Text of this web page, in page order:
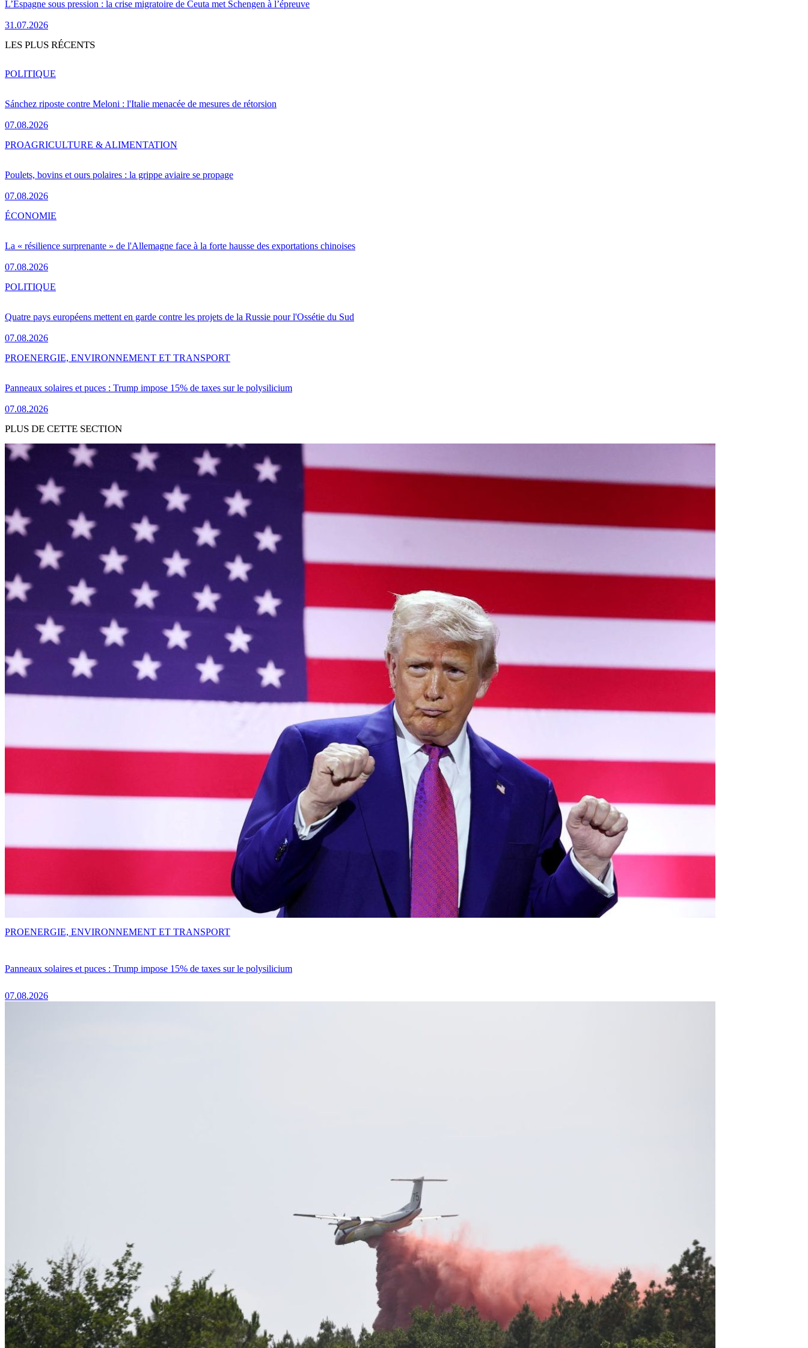
L’Espagne sous pression : la crise migratoire de Ceuta met Schengen à l’épreuve
31.07.2026
LES PLUS RÉCENTS
Sánchez riposte contre Meloni : l'Italie menacée de mesures de rétorsion
07.08.2026
POLITIQUE
Poulets, bovins et ours polaires : la grippe aviaire se propage
07.08.2026
PROAGRICULTURE & ALIMENTATION
La « résilience surprenante » de l'Allemagne face à la forte hausse des exportations chinoises
07.08.2026
ÉCONOMIE
Quatre pays européens mettent en garde contre les projets de la Russie pour l'Ossétie du Sud
07.08.2026
POLITIQUE
Panneaux solaires et puces : Trump impose 15% de taxes sur le polysilicium
07.08.2026
PROENERGIE, ENVIRONNEMENT ET TRANSPORT
PLUS DE CETTE SECTION
Panneaux solaires et puces : Trump impose 15% de taxes sur le polysilicium
07.08.2026
PROENERGIE, ENVIRONNEMENT ET TRANSPORT